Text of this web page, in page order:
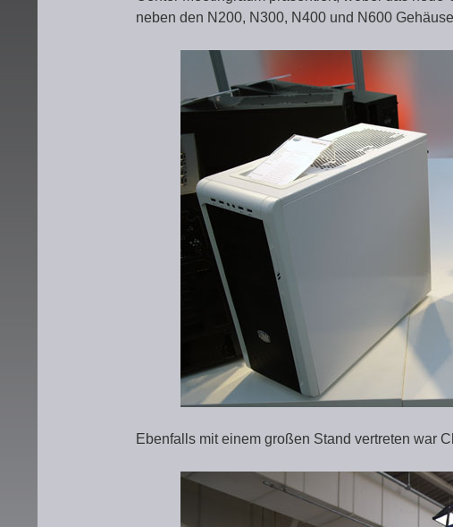
neben den N200, N300, N400 und N600
Ebenfalls mit einem großen Stand vertreten war